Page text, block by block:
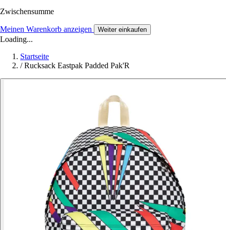
Zwischensumme
Meinen Warenkorb anzeigen Weiter einkaufen
Loading...
Startseite
/ Rucksack Eastpak Padded Pak'R